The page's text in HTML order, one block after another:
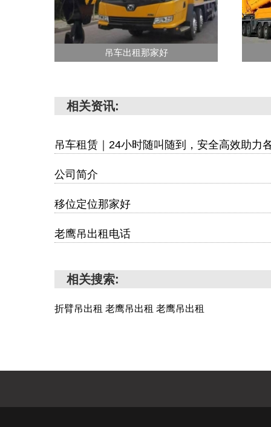
吊车出租那家好
相关资讯:
吊车租赁｜24小时随叫随到，安全高效助力
公司简介
移位定位那家好
老鹰吊出租电话
相关搜索:
折臂吊出租 老鹰吊出租 老鹰吊出租